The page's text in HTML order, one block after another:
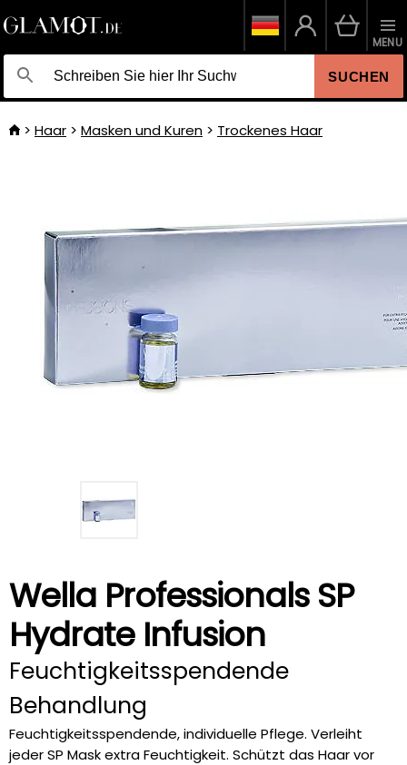
SUCHEN
MENU
Haar Masken und Kuren Trockenes Haar
Wella Professionals SP
Hydrate Infusion
Feuchtigkeitsspendende
Behandlung
Feuchtigkeitsspendende, individuelle Pflege. Verleiht
jeder SP Mask extra Feuchtigkeit. Schützt das Haar vor